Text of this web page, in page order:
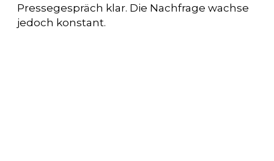
Pressegespräch klar. Die Nachfrage wachse
jedoch konstant.